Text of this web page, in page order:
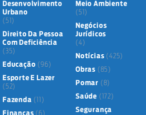
Desenvolvimento
Urbano
(51)
Direito Da Pessoa
Com Deficiência
(35)
Educação (96)
Esporte E Lazer
(52)
Fazenda (11)
Finanças (6)
Meio Ambiente
(51)
Negócios
Jurídicos
(4)
Notícias (425)
Obras (85)
Pomar (8)
Saúde (172)
Segurança